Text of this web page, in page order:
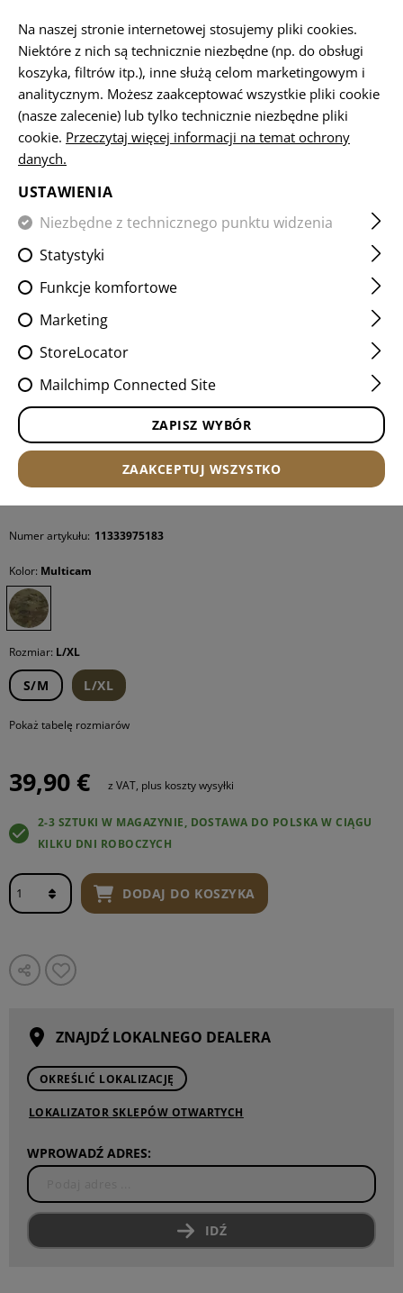
STRONA GŁÓWNA ODZIEŻ HEADWEAR CAPS
OPERATOR CAP
Numer artykułu: 11333975183
Kolor: Multicam
Rozmiar: L/XL
S/M L/XL
Pokaż tabelę rozmiarów
39,90 € z VAT, plus koszty wysyłki
2-3 SZTUKI W MAGAZYNIE, DOSTAWA DO POLSKA W CIĄGU
KILKU DNI ROBOCZYCH
DODAJ DO KOSZYKA
ZNAJDŹ LOKALNEGO DEALERA
OKREŚLIĆ LOKALIZACJĘ
LOKALIZATOR SKLEPÓW OTWARTYCH
WPROWADŹ ADRES:
IDŹ
Na naszej stronie internetowej stosujemy pliki cookies.
Niektóre z nich są technicznie niezbędne (np. do obsługi
koszyka, filtrów itp.), inne służą celom marketingowym i
analitycznym. Możesz zaakceptować wszystkie pliki cookie
(nasze zalecenie) lub tylko technicznie niezbędne pliki
cookie. Przeczytaj więcej informacji na temat ochrony
danych.
USTAWIENIA
Niezbędne z technicznego punktu widzenia
Statystyki
Funkcje komfortowe
Marketing
StoreLocator
Mailchimp Connected Site
ZAPISZ WYBÓR
ZAAKCEPTUJ WSZYSTKO